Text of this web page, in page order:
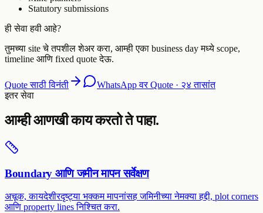
Statutory submissions
ही सेवा हवी आहे?
तुमच्या site चे तपशील शेअर करा, आम्ही एका business day मध्ये scope,
timeline आणि fixed quote देऊ.
Quote साठी विनंती
WhatsApp वर Quote · २४ तासांत
इतर सेवा
आम्ही आणखी काय करतो ते पाहा.
Boundary आणि जमीन मापन सर्वेक्षण
अचूक, कायदेशीरदृष्ट्या भक्कम मापनांसह जमिनीच्या नेमक्या हद्दी, plot corners
आणि property lines निश्चित करा.